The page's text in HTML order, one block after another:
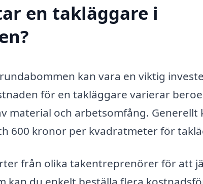
en takläggare i
kan vara en viktig
för en takläggare varierar
material och arbetsomfång.
600 kronor per kvadratmeter för
från olika takentreprenörer för att